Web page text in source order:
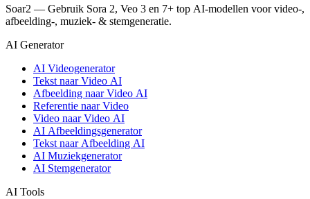
Soar2 — Gebruik Sora 2, Veo 3 en 7+ top AI-modellen voor video-,
afbeelding-, muziek- & stemgeneratie.
AI Generator
AI Videogenerator
Tekst naar Video AI
Afbeelding naar Video AI
Referentie naar Video
Video naar Video AI
AI Afbeeldingsgenerator
Tekst naar Afbeelding AI
AI Muziekgenerator
AI Stemgenerator
AI Tools